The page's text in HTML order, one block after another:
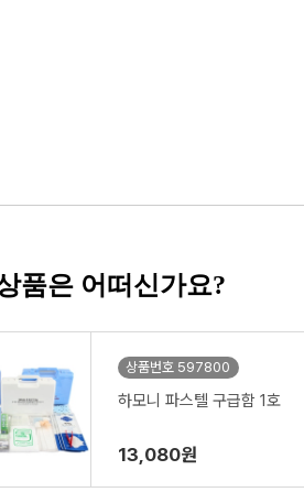
품은 어떠신가요?
상품번호 597800
하모니 파스텔 구급함 1호
13,080원